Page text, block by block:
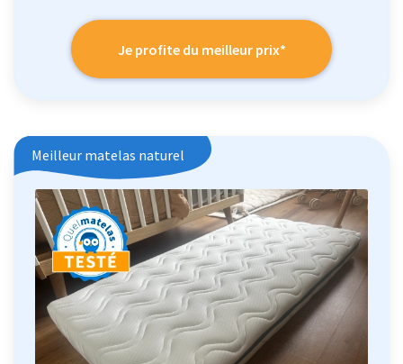
Je profite du meilleur prix*
Meilleur matelas naturel